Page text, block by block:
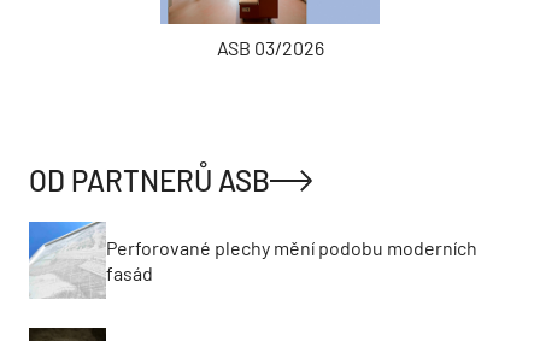
ASB 03/2026
OD PARTNERŮ ASB
Perforované plechy mění podobu moderních
fasád